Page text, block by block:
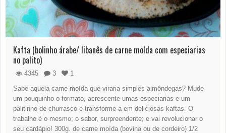
Kafta (bolinho árabe/ libanês de carne moída com especiarias
no palito)
4345 3
1
Sabe aquela carne moída que viraria simples almôndegas? Mude
um pouquinho o formato, acrescente umas especiarias e um
palitinho de churrasco e transforme-a em deliciosas kaftas. O
trabalho é o mesmo; o sabor, surpreendente; e vai revolucionar o
seu cardápio! 300g. de carne moída (bovina ou de cordeiro) 1/2